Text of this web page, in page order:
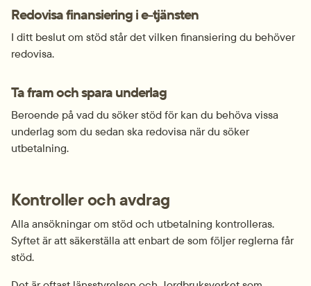
Redovisa finansiering i e-tjänsten
I ditt beslut om stöd står det vilken finansiering du behöver
redovisa.
Ta fram och spara underlag
Beroende på vad du söker stöd för kan du behöva vissa
underlag som du sedan ska redovisa när du söker
utbetalning.
Kontroller och avdrag
Alla ansökningar om stöd och utbetalning kontrolleras.
Syftet är att säkerställa att enbart de som följer reglerna får
stöd.